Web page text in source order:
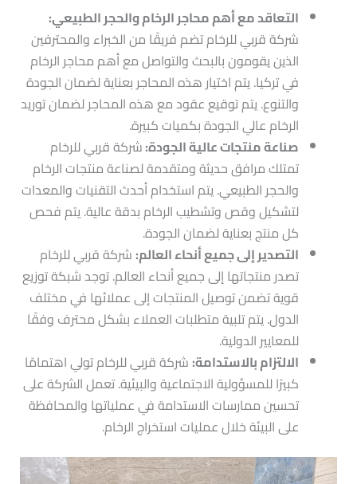
التعاقد مع أهم محاجر الرخام والحجر الطبيعي:
شركة قربي للرخام تضم فريقًا من الخبراء والمحترفين
الذين يقومون بالبحث والتواصل مع أهم محاجر الرخام
في تركيا. يتم اختيار هذه المحاجر بعناية لضمان الجودة
والتنوع. يتم توقيع عقود مع هذه المحاجر لضمان توريد
الرخام عالي الجودة بكميات كبيرة.
صناعة منتجات عالية الجودة:شركة قربي للرخام
تمتلك مرافق حديثة ومتقدمة لصناعة منتجات الرخام
والحجر الطبيعي. يتم استخدام أحدث التقنيات والمعدات
لتشكيل وقص وتشطيب الرخام بدقة عالية. يتم فحص
كل منتج بعناية لضمان الجودة.
التصدير إلى جميع أنحاء العالم: شركة قربي للرخام
تصدر منتجاتها إلى جميع أنحاء العالم. توجد شبكة توزيع
قوية تضمن توصيل المنتجات إلى عملائها في مختلف
الدول. يتم تلبية متطلبات العملاء بشكل محترف وفقًا
للمعايير الدولية.
الالتزام بالاستدامة: شركة قربي للرخام تولي اهتمامًا
كبيرًا للمسؤولية الاجتماعية والبيئية. تعمل الشركة على
تحسين ممارسات الاستدامة في عملياتها والمحافظة
على البيئة خلال عمليات استخراج الرخام.